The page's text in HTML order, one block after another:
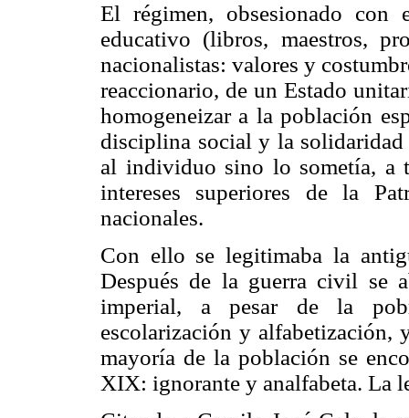
El régimen, obsesionado
educativo (libros, maestros,
nacionalistas: valores y
reaccionario, de un Estado
homogeneizar a la población
disciplina social y la
al individuo sino lo sometía, a
intereses superiores de la
nacionales.
Con ello se legitimaba la
Después de la guerra civil se
imperial, a pesar de la
escolarización y alfabetización,
mayoría de la población se
XIX: ignorante y analfabeta. La